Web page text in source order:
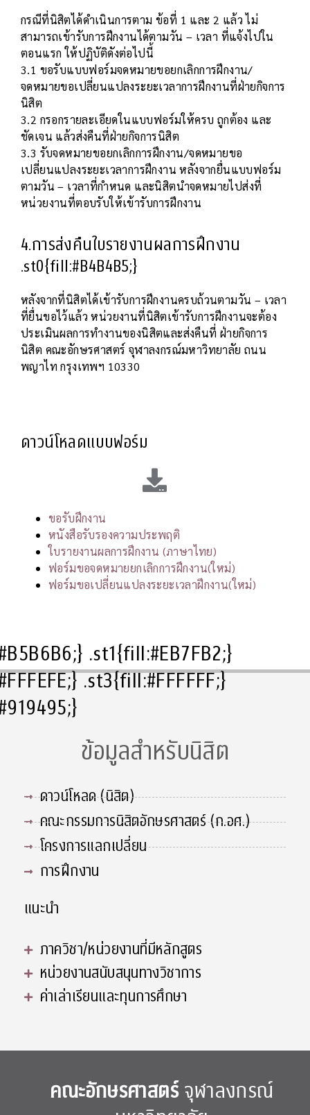
กรณีที่นิสิตได้ดำเนินการตาม ข้อที่ 1 และ 2 แล้ว ไม่
สามารถเข้ารับการฝึกงานได้ตามวัน – เวลา ที่แจ้งไปใน
ตอนแรก ให้ปฏิบัติดังต่อไปนี้
3.1 ขอรับแบบฟอร์มจดหมายขอยกเลิกการฝึกงาน/
จดหมายขอเปลี่ยนแปลงระยะเวลาการฝึกงานที่ฝ่ายกิจการ
นิสิต
3.2 กรอกรายละเอียดในแบบฟอร์มให้ครบ ถูกต้อง และ
ชัดเจน แล้วส่งคืนที่ฝ่ายกิจการนิสิต
3.3 รับจดหมายขอยกเลิกการฝึกงาน/จดหมายขอ
เปลี่ยนแปลงระยะเวลาการฝึกงาน หลังจากยื่นแบบฟอร์ม
ตามวัน – เวลาที่กำหนด และนิสิตนำจดหมายไปส่งที่
หน่วยงานที่ตอบรับให้เข้ารับการฝึกงาน
4.การส่งคืนใบรายงานผลการฝึกงาน
.st0{fill:#B4B4B5;}
หลังจากที่นิสิตได้เข้ารับการฝึกงานครบถ้วนตามวัน – เวลา
ที่ยื่นขอไว้แล้ว หน่วยงานที่นิสิตเข้ารับการฝึกงานจะต้อง
ประเมินผลการทำงานของนิสิตและส่งคืนที่ ฝ่ายกิจการ
นิสิต คณะอักษรศาสตร์ จุฬาลงกรณ์มหาวิทยาลัย ถนน
พญาไท กรุงเทพฯ 10330
ดาวน์โหลดแบบฟอร์ม
ขอรับฝึกงาน
หนังสือรับรองความประพฤติ
ใบรายงานผลการฝึกงาน (ภาษาไทย)
ฟอร์มขอจดหมายยกเลิกการฝึกงาน(ใหม่)
ฟอร์มขอเปลี่ยนแปลงระยะเวลาฝึกงาน(ใหม่)
.st1{fill:#EB7FB2;}
.st3{fill:#FFFFFF;}
ข้อมูลสำหรับนิสิต
ดาวน์โหลด (นิสิต)
คณะกรรมการนิสิตอักษรศาสตร์ (ก.อศ.)
โครงการแลกเปลี่ยน
การฝึกงาน
แนะนำ
ภาควิชา/หน่วยงานที่มีหลักสูตร
หน่วยงานสนับสนุนทางวิชาการ
ค่าเล่าเรียนและทุนการศึกษา
คณะอักษรศาสตร์จุฬาลงกรณ์